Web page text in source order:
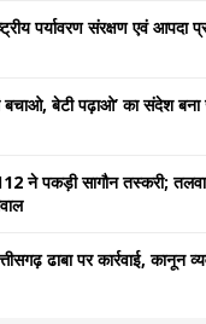
पर्यावरण संरक्षण एवं आपदा
बचाओ, बेटी पढ़ाओ’ का संदेश
ने पकड़ी सागौन तस्करी;
ढाबा पर कार्रवाई, कानून